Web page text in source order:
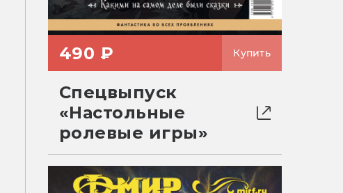
490 ₽ Купить
Спецвыпуск
«Настольные
ролевые игры»